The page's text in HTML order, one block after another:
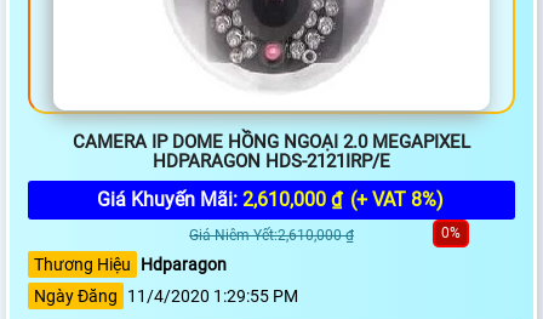
CAMERA IP DOME HỒNG NGOẠI 2.0 MEGAPIXEL
HDPARAGON HDS-2121IRP/E
Giá Khuyến Mãi: 2,610,000 ₫ (+ VAT 8%)
Giá Niêm Yết:2,610,000 ₫ 0%
Thương Hiệu
Hdparagon
Ngày Đăng
11/4/2020 1:29:55 PM